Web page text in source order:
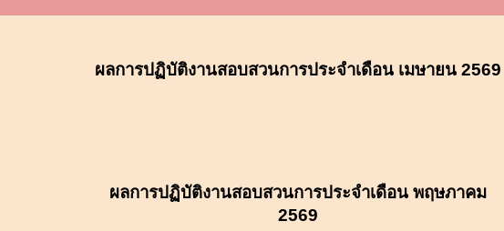
ผลการปฏิบัติงานสอบสวนการประจำเดือน เมษายน 2569
ผลการปฏิบัติงานสอบสวนการประจำเดือน พฤษภาคม
2569